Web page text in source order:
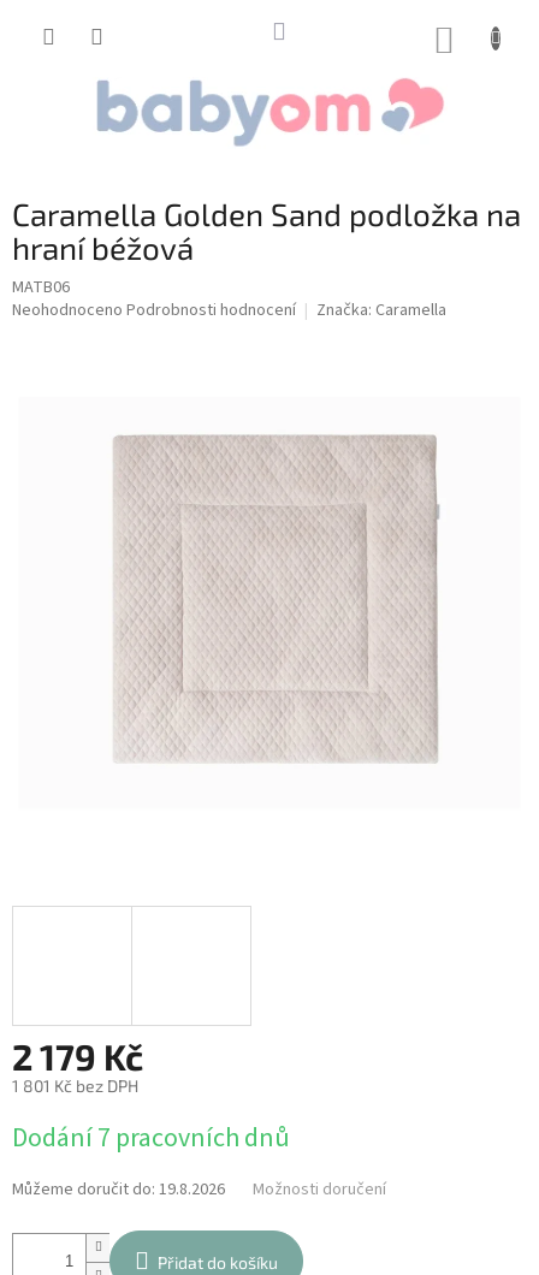
Caramella Golden Sand podložka na
hraní béžová
MATB06
Průměrné
Neohodnoceno Podrobnosti hodnocení Značka: Caramella
2 179 Kč
1 801 Kč bez DPH
cena:
Dodání 7 pracovních dnů
Můžeme doručit do: 19.8.2026 Možnosti doručení
Přidat do košíku